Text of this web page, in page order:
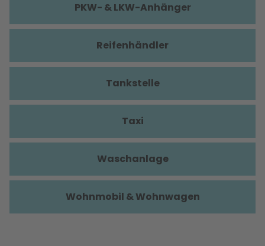
PKW- & LKW-Anhänger
Reifenhändler
Tankstelle
Taxi
Waschanlage
Wohnmobil & Wohnwagen